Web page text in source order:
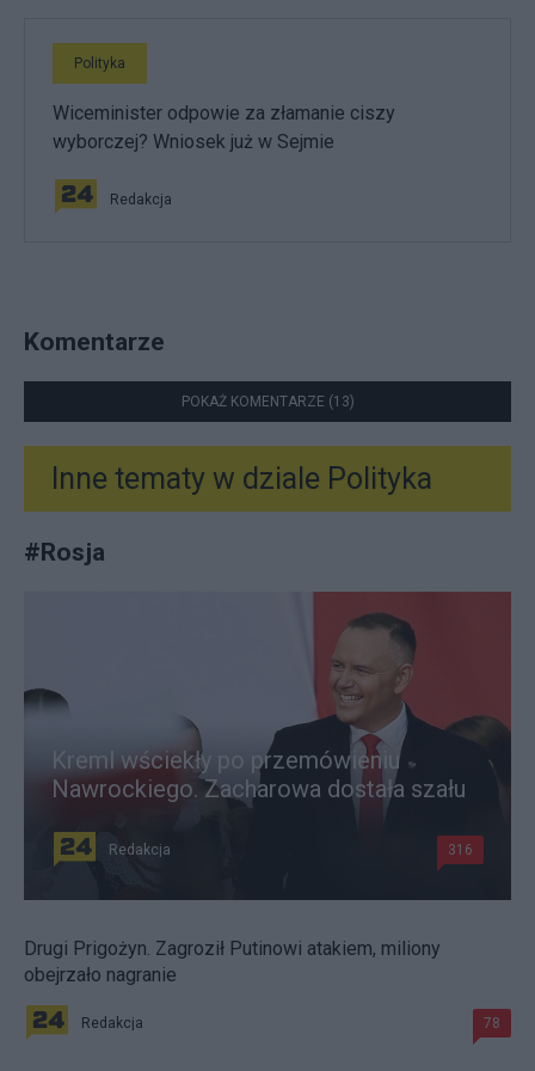
Polityka
Wiceminister odpowie za złamanie ciszy
wyborczej? Wniosek już w Sejmie
Redakcja
Komentarze
POKAŻ KOMENTARZE (13)
Inne tematy w dziale Polityka
#Rosja
Kreml wściekły po przemówieniu
Nawrockiego. Zacharowa dostała szału
Redakcja 316
Drugi Prigożyn. Zagroził Putinowi atakiem, miliony
obejrzało nagranie
Redakcja 78